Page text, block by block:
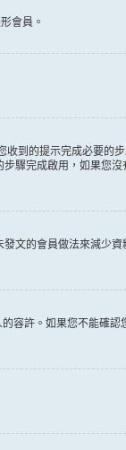
會員。
到的提示完成必要的
驟完成啟用，如果您
文的會員做法來減少
容許。如果您不能確